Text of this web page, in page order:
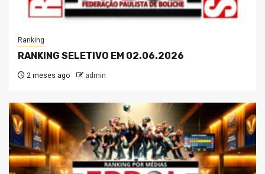
Ranking
RANKING SELETIVO EM 02.06.2026
2 meses ago admin